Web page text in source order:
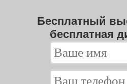
Бесплатный
бесплатная